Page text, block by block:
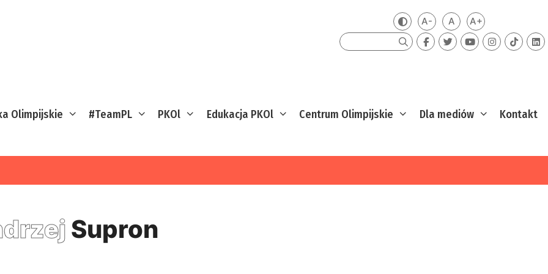
Zmień kontrast
A-Mniejsza czcionka
ADomyślna czcionka
A+Większa
Szukaj
Olimpijskie #TeamPL PKOl Edukacja PKOl Centrum Olimpijskie Dla mediów Kontakt
Supron